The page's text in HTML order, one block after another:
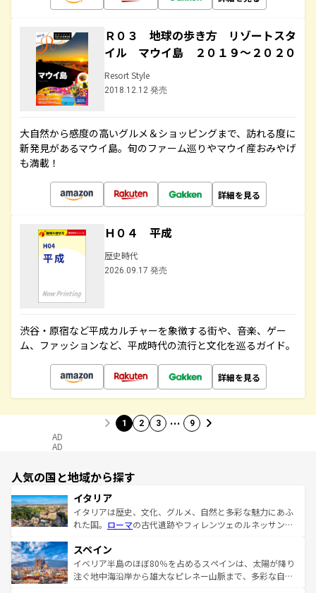
Ｒ０３ 地球の歩き方 リゾートスタ
イル マウイ島 ２０１９～２０２０
Resort Style
2018.12.12 発売
大自然から感度の高いグルメ＆ショッピングまで、訪れる度に
新発見があるマウイ島。旬のファーム巡りやマウイ産おみやげ
も満載！
詳細を見る
Ｈ０４ 平成
歴史時代
2026.09.17 発売
渋谷・原宿など平成カルチャーを象徴する街や、音楽、ゲー
ム、ファッションなど、平成時代の流行と文化を巡るガイド。
詳細を見る
1 2 3 … 9
AD
AD
人気の国と地域から探す
イタリア
イタリアは歴史、文化、グルメ、自然と多彩な魅力にあふ
れた国。 ローマの古代遺跡やフィレンツェのルネッサンス
ろん、トスカーナの美しい田園風景やアマルフィ海岸の絶
景など、自然景観も見逃せない。観光の合間には、本場の
ピザやパスタなど、絶品のイタリア料理を堪能することも
スペイン
イベリア半島のほぼ80％を占めるスペインは、太陽が降り
注ぐ地中海沿岸から雄大なピレネー山脈まで、多彩な自然